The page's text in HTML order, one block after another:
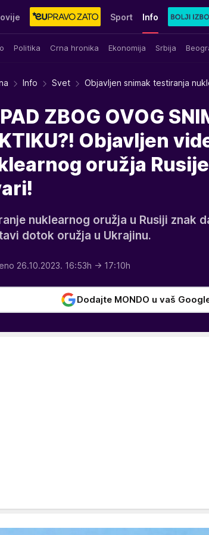
Sport Info
Politika Crna hronika Ekonomija Srbija
Yumama
Info Svet Objavljen snimak testiranja
ZBOG OVOG
Objavljen
oružja
nuklearnog oružja u Rusiji znak
dotok oružja u Ukrajinu.
26.10.2023. 16:53h → 17:10h
Dodajte MONDO u vaš